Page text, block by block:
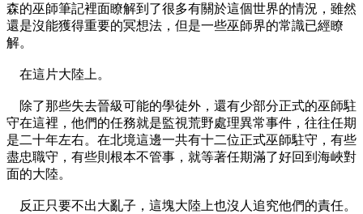
森的巫師筆記裡面瞭解到了很多有關於這個世界的情況，雖然
還是沒能獲得重要的冥想法，但是一些巫師界的常識已經瞭
解。
在這片大陸上。
除了那些失去晉級可能的學徒外，還有少部分正式的巫師駐
守在這裡，他們的任務就是監視荒野處理異常事件，往往任期
是二十年左右。在北境這邊一共有十二位正式巫師駐守，有些
盡忠職守，有些則根本不管事，就等著任期滿了好回到海峽對
面的大陸。
反正只要不出大亂子，這塊大陸上也沒人追究他們的責任。